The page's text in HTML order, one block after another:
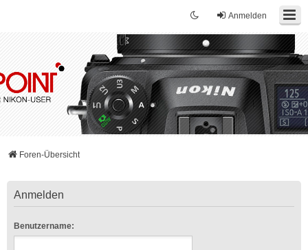
Anmelden
Foren-Übersicht
Anmelden
Benutzername: